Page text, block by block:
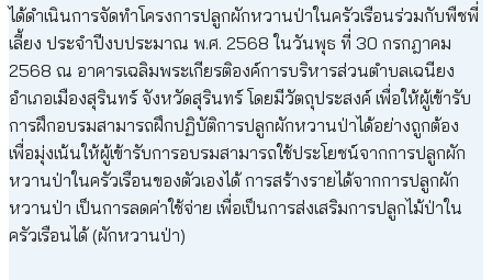
ได้ดำเนินการจัดทำโครงการปลูกผักหวานป่าในครัวเรือนร่วมกับพืชพี่
เลี้ยง ประจำปีงบประมาณ พ.ศ. 2568 ในวันพุธ ที่ 30 กรกฎาคม
2568 ณ อาคารเฉลิมพระเกียรติองค์การบริหารส่วนตำบลเฉนียง
อำเภอเมืองสุรินทร์ จังหวัดสุรินทร์ โดยมีวัตถุประสงค์ เพื่อให้ผู้เข้ารับ
การฝึกอบรมสามารถฝึกปฏิบัติการปลูกผักหวานป่าได้อย่างถูกต้อง
เพื่อมุ่งเน้นให้ผู้เข้ารับการอบรมสามารถใช้ประโยชน์จากการปลูกผัก
หวานป่าในครัวเรือนของตัวเองได้ การสร้างรายได้จากการปลูกผัก
หวานป่า เป็นการลดค่าใช้จ่าย เพื่อเป็นการส่งเสริมการปลูกไม้ป่าใน
ครัวเรือนได้ (ผักหวานป่า)